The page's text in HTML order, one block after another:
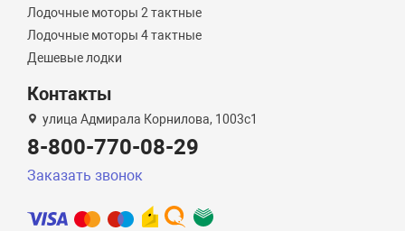
Лодочные моторы 2 тактные
Лодочные моторы 4 тактные
Дешевые лодки
Контакты
улица Адмирала Корнилова, 1003с1
8-800-770-08-29
Заказать звонок